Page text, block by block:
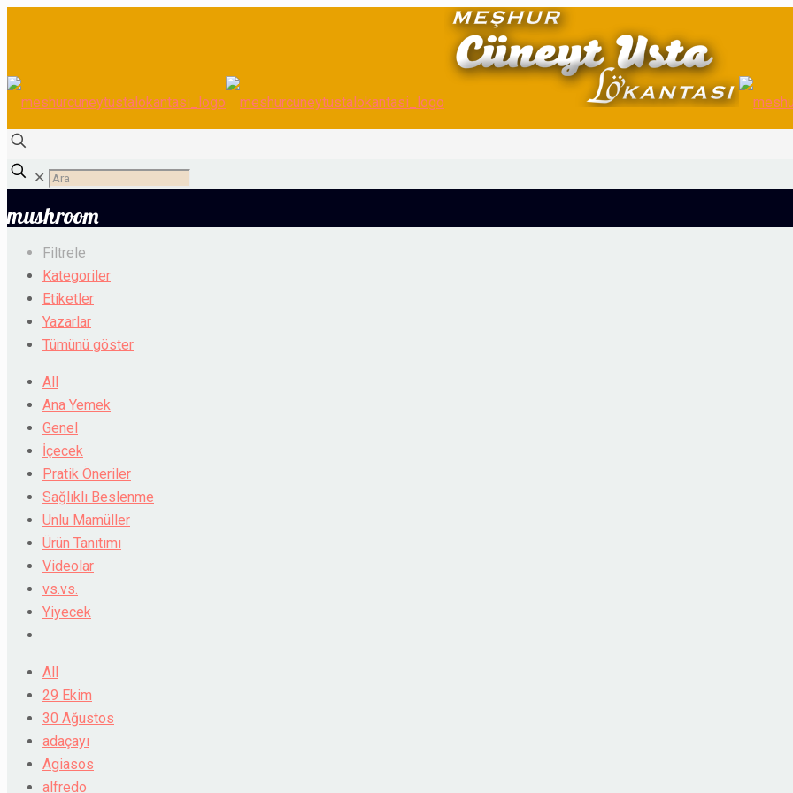
✕
mushroom
Filtrele
Kategoriler
Etiketler
Yazarlar
Tümünü göster
All
Ana Yemek
Genel
İçecek
Pratik Öneriler
Sağlıklı Beslenme
Unlu Mamüller
Ürün Tanıtımı
Videolar
vs.vs.
Yiyecek
All
29 Ekim
30 Ağustos
adaçayı
Agiasos
alfredo